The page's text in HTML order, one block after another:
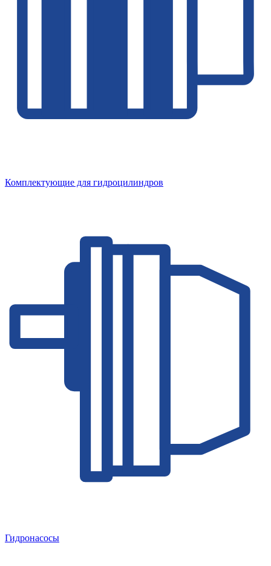
Комплектующие для гидроцилиндров
Гидронасосы